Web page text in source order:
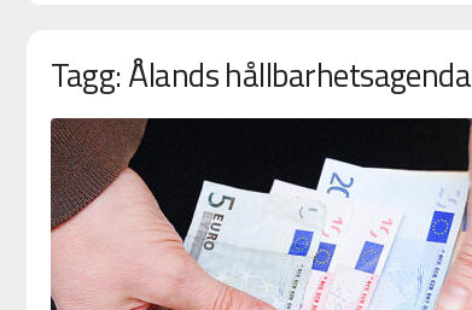
Tagg: Ålands hållbarhetsagenda